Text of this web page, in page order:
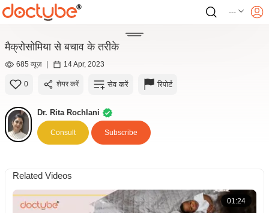
---
मैक्रोसोमिया से बचाव के तरीके
685 व्यूज़ | 14 Apr, 2023
0 शेयर करें सेव करें रिपोर्ट
Dr. Rita Rochlani
Consult Subscribe
Related Videos
01:24